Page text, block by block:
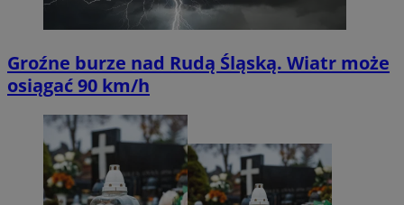
Groźne burze nad Rudą Śląską. Wiatr może
osiągać 90 km/h